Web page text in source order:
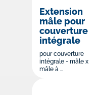
Extension
mâle pour
couverture
intégrale
pour couverture
intégrale - mâle x
mâle à ...